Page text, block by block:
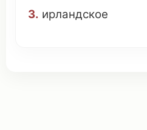
3. ирландское